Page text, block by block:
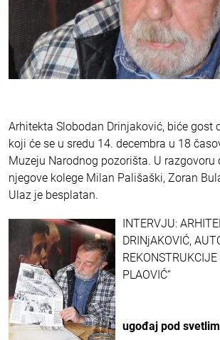
Arhitekta Slobodan Drinjaković, biće gost
koji će se u sredu 14. decembra u 18
Muzeju Narodnog pozorišta. U razgovoru
njegove kolege Milan Pališaški, Zoran
Ulaz je besplatan.
INTERVJU:
DRINjAKOVIĆ,
REKONSTRUKCIJE
PLAOVIĆ“
ugođaj pod